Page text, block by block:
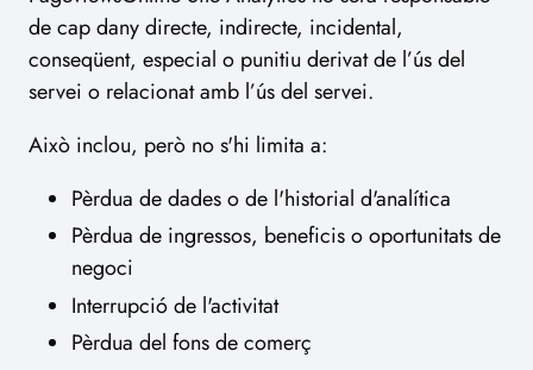
de cap dany directe, indirecte, incidental,
conseqüent, especial o punitiu derivat de l’ús del
servei o relacionat amb l’ús del servei.
Això inclou, però no s'hi limita a:
Pèrdua de dades o de l'historial d'analítica
Pèrdua de ingressos, beneficis o oportunitats de
negoci
Interrupció de l'activitat
Pèrdua del fons de comerç